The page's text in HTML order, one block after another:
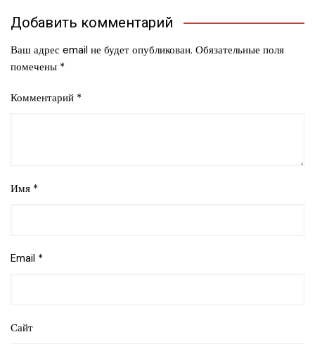
Добавить комментарий
Ваш адрес email не будет опубликован. Обязательные поля
помечены *
Комментарий *
Имя *
Email *
Сайт